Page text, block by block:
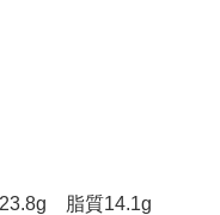
脂質14.1g